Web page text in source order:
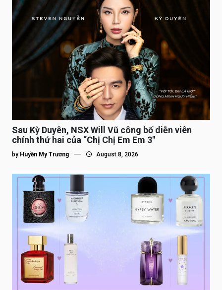
Sau Kỳ Duyên, NSX Will Vũ công bố diễn viên
chính thứ hai của “Chị Chị Em Em 3″
by Huyền My Trương August 8, 2026